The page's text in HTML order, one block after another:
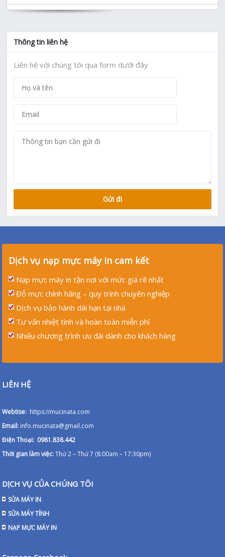
Thông tin liên hệ
Liên hệ với chúng tôi qua form dưới đây
Dịch vụ nạp mực máy in cam kết
Nạp mực máy in tận nơi với mức giá rẽ nhất
Đỗ mực chính hãng – quy trình chuyên nghiệp
Dịch vụ bảo hành dài hạn tại nhà
Tư vấn nhiệt tình và hoàn toàn miễn phí
Nhiều chương trình ưu dãi dành cho khách hàng
LIÊN HỆ
Webtise: https://mucinata.com
Email: info.mucinata@gmail.com
Điện Thoại: 0981.838.442
Thời gian làm việc:Thứ 2 – Thứ 7 (8:00am – 17:30pm)
DỊCH VỤ CỦA CHÚNG TÔI
SỬA MÁY IN
SỬA MÁY TÍNH
NẠP MỰC MÁY IN